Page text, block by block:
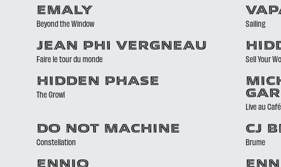
EMALY
Beyond the Window Sailing
JEAN PHI VERGNEAU
Faire le tour du monde Sell Your
HIDDEN PHASE
The Growl
Live au
DO NOT MACHINE
Constellation
CJ
Brume